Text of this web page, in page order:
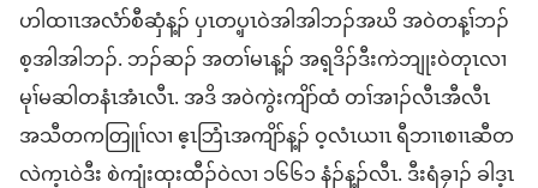
ဟါထၢၤ​အ​လံာ်စီဆှံ​န့ၣ် ပှၤ​တ​ပှ့ၤ​ဝဲ​အါအါ​ဘၣ်​အဃိ အဝဲ​တန့ၢ်ဘၣ်​
စ့​အါအါ​ဘၣ်. ဘၣ်ဆၣ် အ​တၢ်မၤ​န့ၣ် အရ့ဒိၣ်​ဒီး​ကဲဘျုး​ဝဲ​တုၤလၢ
မုၢ်မဆါ​တနံၤ​အံၤ​လီၤ. အဒိ အဝဲ​ကွဲးကျိာ်ထံ တၢ်​အၢၣ်လီၤ​အီလီၤ​
အသီ​တ​ကတြူၢ်​လၢ ဧ့ၤဘြံၤ​အကျိာ်​န့ၣ် ဝ့လံၤယၢၤ ရီဘၢၤစၢၤ​ဆီတ
လဲ​က့ၤဝဲ​ဒီး စဲကျံး​ထုးထီၣ်​ဝဲ​လၢ ၁၆၆၁ နံၣ်​န့ၣ်​လီၤ. ဒီး​ရံခၠၢၣ် ခါဒ့ၤ​